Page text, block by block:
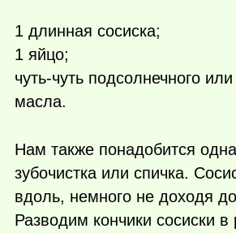
1 длинная сосиска;
1 яйцо;
чуть-чуть подсолнечного
масла.
Нам также понадобится одна
зубочистка или спичка.
вдоль, немного не доходя
Разводим кончики сосиски в